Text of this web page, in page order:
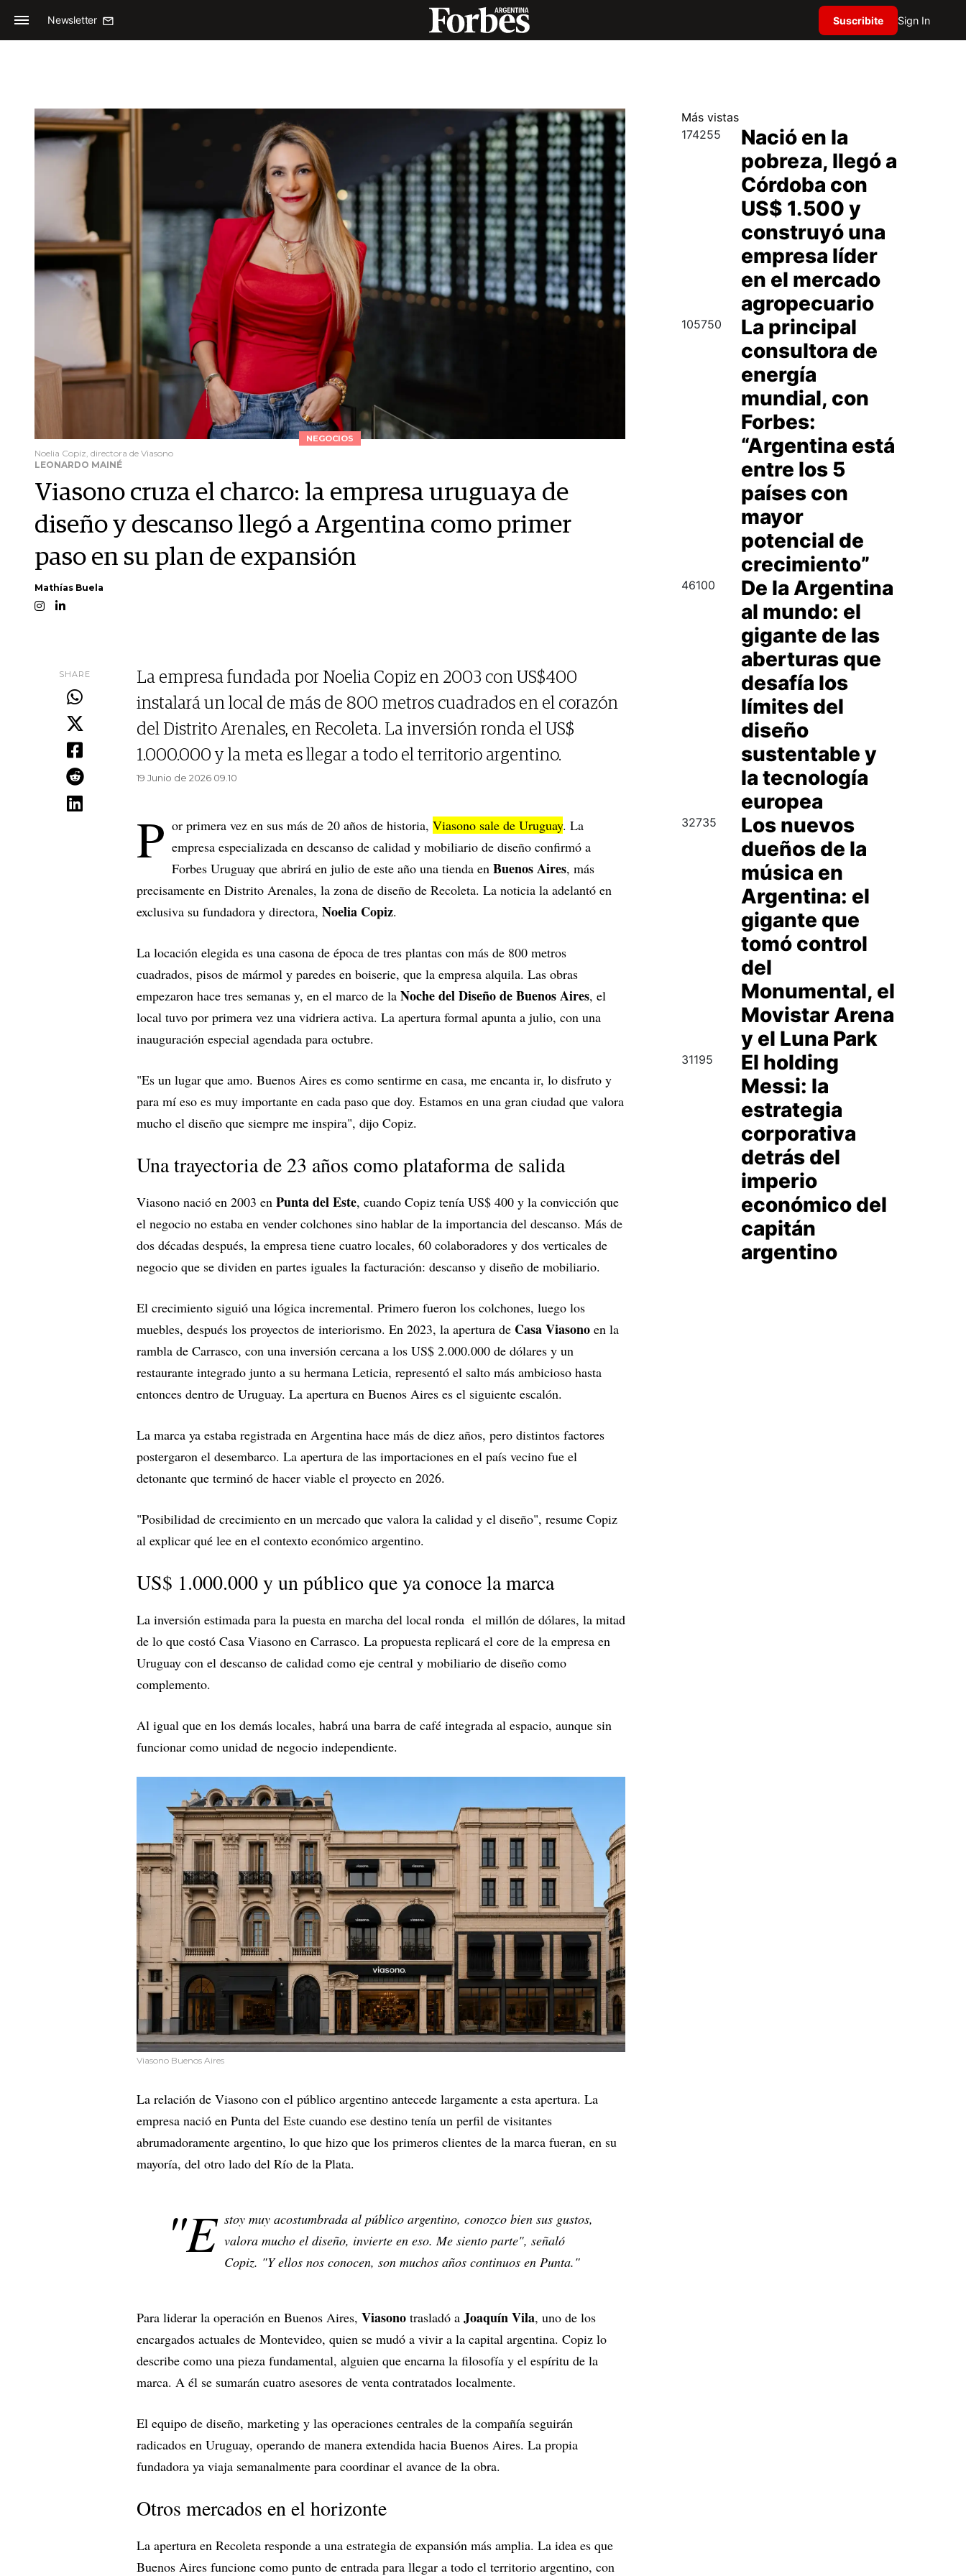
Newsletter Suscribite Sign In
NEGOCIOS
Noelia Copíz, directora de Viasono
LEONARDO MAINÉ
Viasono cruza el charco: la empresa uruguaya de
diseño y descanso llegó a Argentina como primer
paso en su plan de expansión
Mathías Buela
SHARE
La empresa fundada por Noelia Copiz en 2003 con US$400
instalará un local de más de 800 metros cuadrados en el corazón
del Distrito Arenales, en Recoleta. La inversión ronda el US$
1.000.000 y la meta es llegar a todo el territorio argentino.
19 Junio de 2026 09.10
P or primera vez en sus más de 20 años de historia, Viasono sale de Uruguay. La
empresa especializada en descanso de calidad y mobiliario de diseño confirmó a
Forbes Uruguay que abrirá en julio de este año una tienda en Buenos Aires, más
precisamente en Distrito Arenales, la zona de diseño de Recoleta. La noticia la adelantó en
exclusiva su fundadora y directora, Noelia Copiz.
La locación elegida es una casona de época de tres plantas con más de 800 metros
cuadrados, pisos de mármol y paredes en boiserie, que la empresa alquila. Las obras
empezaron hace tres semanas y, en el marco de la Noche del Diseño de Buenos Aires, el
local tuvo por primera vez una vidriera activa. La apertura formal apunta a julio, con una
inauguración especial agendada para octubre.
"Es un lugar que amo. Buenos Aires es como sentirme en casa, me encanta ir, lo disfruto y
para mí eso es muy importante en cada paso que doy. Estamos en una gran ciudad que valora
mucho el diseño que siempre me inspira", dijo Copiz.
Una trayectoria de 23 años como plataforma de salida
Viasono nació en 2003 en Punta del Este, cuando Copiz tenía US$ 400 y la convicción que
el negocio no estaba en vender colchones sino hablar de la importancia del descanso. Más de
dos décadas después, la empresa tiene cuatro locales, 60 colaboradores y dos verticales de
negocio que se dividen en partes iguales la facturación: descanso y diseño de mobiliario.
El crecimiento siguió una lógica incremental. Primero fueron los colchones, luego los
muebles, después los proyectos de interiorismo. En 2023, la apertura de Casa Viasono en la
rambla de Carrasco, con una inversión cercana a los US$ 2.000.000 de dólares y un
restaurante integrado junto a su hermana Leticia, representó el salto más ambicioso hasta
entonces dentro de Uruguay. La apertura en Buenos Aires es el siguiente escalón.
La marca ya estaba registrada en Argentina hace más de diez años, pero distintos factores
postergaron el desembarco. La apertura de las importaciones en el país vecino fue el
detonante que terminó de hacer viable el proyecto en 2026.
"Posibilidad de crecimiento en un mercado que valora la calidad y el diseño", resume Copiz
al explicar qué lee en el contexto económico argentino.
US$ 1.000.000 y un público que ya conoce la marca
La inversión estimada para la puesta en marcha del local ronda el millón de dólares, la mitad
de lo que costó Casa Viasono en Carrasco. La propuesta replicará el core de la empresa en
Uruguay con el descanso de calidad como eje central y mobiliario de diseño como
complemento.
Al igual que en los demás locales, habrá una barra de café integrada al espacio, aunque sin
funcionar como unidad de negocio independiente.
Viasono Buenos Aires
La relación de Viasono con el público argentino antecede largamente a esta apertura. La
empresa nació en Punta del Este cuando ese destino tenía un perfil de visitantes
abrumadoramente argentino, lo que hizo que los primeros clientes de la marca fueran, en su
mayoría, del otro lado del Río de la Plata.
"E stoy muy acostumbrada al público argentino, conozco bien sus gustos,
valora mucho el diseño, invierte en eso. Me siento parte", señaló
Copiz. "Y ellos nos conocen, son muchos años continuos en Punta."
Para liderar la operación en Buenos Aires, Viasono trasladó a Joaquín Vila, uno de los
encargados actuales de Montevideo, quien se mudó a vivir a la capital argentina. Copiz lo
describe como una pieza fundamental, alguien que encarna la filosofía y el espíritu de la
marca. A él se sumarán cuatro asesores de venta contratados localmente.
El equipo de diseño, marketing y las operaciones centrales de la compañía seguirán
radicados en Uruguay, operando de manera extendida hacia Buenos Aires. La propia
fundadora ya viaja semanalmente para coordinar el avance de la obra.
Otros mercados en el horizonte
La apertura en Recoleta responde a una estrategia de expansión más amplia. La idea es que
Buenos Aires funcione como punto de entrada para llegar a todo el territorio argentino, con
Más vistas
174255
Nació en la
pobreza, llegó a
Córdoba con
US$ 1.500 y
construyó una
empresa líder
en el mercado
agropecuario
105750
La principal
consultora de
energía
mundial, con
Forbes:
“Argentina está
entre los 5
países con
mayor
potencial de
crecimiento”
46100
De la Argentina
al mundo: el
gigante de las
aberturas que
desafía los
límites del
diseño
sustentable y
la tecnología
europea
32735
Los nuevos
dueños de la
música en
Argentina: el
gigante que
tomó control
del
Monumental, el
Movistar Arena
y el Luna Park
31195
El holding
Messi: la
estrategia
corporativa
detrás del
imperio
económico del
capitán
argentino